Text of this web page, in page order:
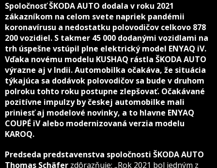
Spoločnosť ŠKODA AUTO dodala v roku 2021
zákazníkom na celom svete napriek pandémii
koronavírusu a nedostatku polovodičov celkovo 878
200 vozidiel. S takmer 45 000 dodanými vozidlami na
trh úspešne vstúpil plne elektrický model ENYAQ iV.
Vďaka novému modelu KUSHAQ rástla ŠKODA AUTO
výrazne aj v Indii. Automobilka očakáva, že situácia
týkajúca sa dodávok polovodičov sa bude v druhom
polroku tohto roku postupne zlepšovať. Očakávané
pozitívne impulzy by českej automobilke mali
priniesť aj modelové novinky, a to hlavne ENYAQ
COUPÉ iV alebo modernizovaná verzia modelu
KAROQ.
Predseda predstavenstva spoločnosti ŠKODA AUTO
Thomas Schäfer zdôrazňuje: „Rok 2021 bol jedným z